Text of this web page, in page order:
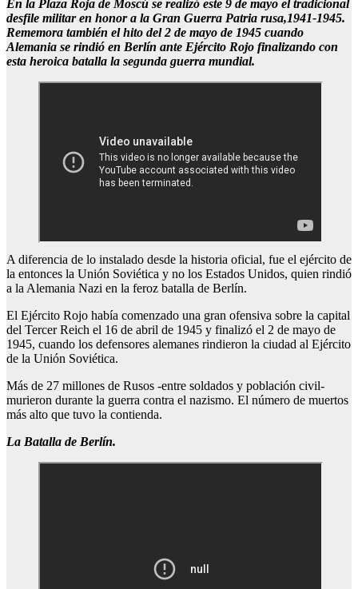
En la Plaza Roja de Moscú se realizó este 9 de mayo el tradicional
desfile militar en honor a la Gran Guerra Patria rusa,1941-1945.
Rememora también el hito del 2 de mayo de 1945 cuando
Alemania se rindió en Berlín ante Ejército Rojo finalizando con
esta heroica batalla la segunda guerra mundial.
A diferencia de lo instalado desde la historia oficial, fue el ejército de
la entonces la Unión Soviética y no los Estados Unidos, quien rindió
a la Alemania Nazi en la feroz batalla de Berlín.
El Ejército Rojo había comenzado una gran ofensiva sobre la capital
del Tercer Reich el 16 de abril de 1945 y finalizó el 2 de mayo de
1945, cuando los defensores alemanes rindieron la ciudad al Ejército
de la Unión Soviética.
Más de 27 millones de Rusos -entre soldados y población civil-
murieron durante la guerra contra el nazismo. El número de muertos
más alto que tuvo la contienda.
La Batalla de Berlín.